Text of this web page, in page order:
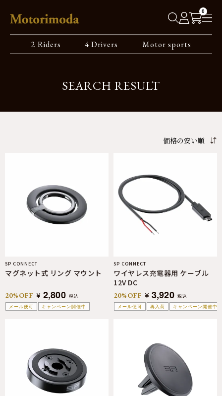
0
2 Riders 4 Drivers Motor sports
SEARCH RESULT
メール便可 キャンペーン開催中
SP CONNECT
マグネット式 リング マウント
20%OFF ¥ 2,800 税込
メール便可
再入荷 キャンペーン開催中
SP CONNECT
ワイヤレス充電器用 ケーブル
12V DC
20%OFF ¥ 3,920 税込